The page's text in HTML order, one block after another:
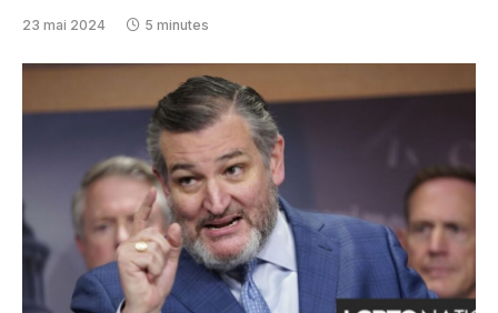
23 mai 2024 5 minutes